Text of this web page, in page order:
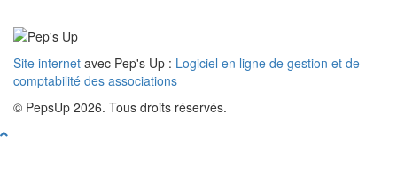
Site internet avec Pep's Up : Logiciel en ligne de gestion et de
comptabilité des associations
© PepsUp 2026. Tous droits réservés.